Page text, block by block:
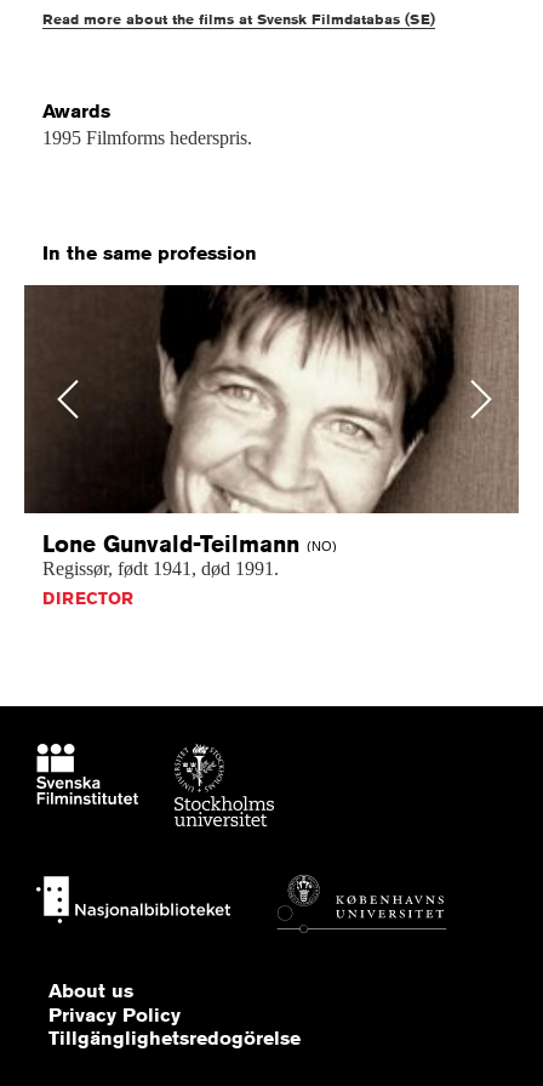
Read more about the films at Svensk Filmdatabas (SE)
Awards
1995 Filmforms hederspris.
In the same profession
Previous
Lone Gunvald-Teilmann (NO)
Regissør, født 1941, død 1991.
DIRECTOR
Next
About us
Privacy Policy
Tillgänglighetsredogörelse